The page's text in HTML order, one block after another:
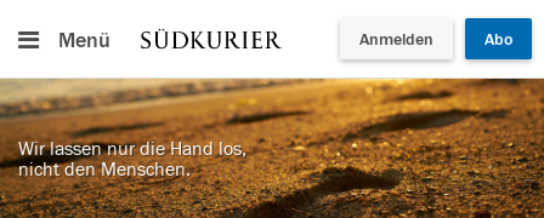
Menü Anmelden Abo
Wir lassen nur die Hand los,
nicht den Menschen.